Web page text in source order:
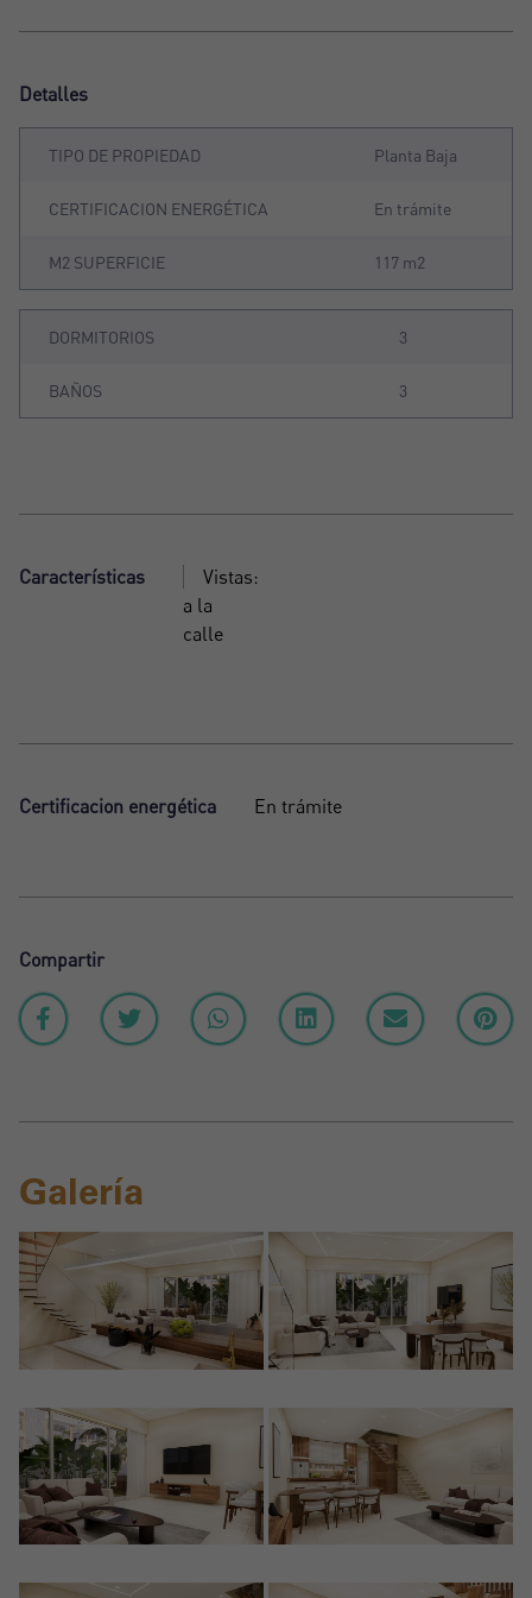
Detalles
TIPO DE PROPIEDAD Planta Baja
CERTIFICACION ENERGÉTICA En trámite
M2 SUPERFICIE 117 m2
DORMITORIOS 3
BAÑOS 3
Características
Vistas:
a la
calle
Certificacion energética En trámite
Compartir
Galería